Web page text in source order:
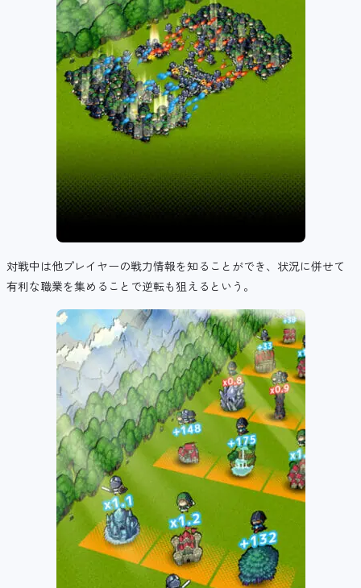
対戦中は他プレイヤーの戦力情報を知ることができ、状況に併せて
有利な職業を集めることで逆転も狙えるという。